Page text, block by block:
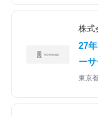
株式
27
ー
東京